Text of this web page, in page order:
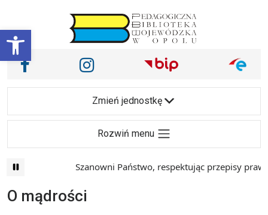
Otwórz pasek narzędzi
Main Navigation
Nasze media społecznościowe i inne
Facebook Instagram
Zmień jednostkę
Rozwiń menu
Szanowni Państwo, respektując przepisy
O mądrości